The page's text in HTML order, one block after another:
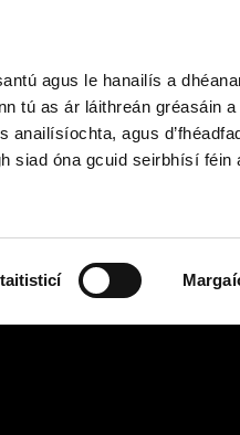
agus le hanailís a
tú as ár láithreán gréasáin
anailísíochta, agus
siad óna gcuid seirbhísí féin
Ardteist, AS/